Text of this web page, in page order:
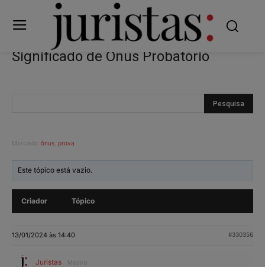
Significado de Ônus Probatório
Marcado: ônus prova
Este tópico está vazio.
Criador Tópico
13/01/2024 às 14:40 #330356
Juristas Mestre